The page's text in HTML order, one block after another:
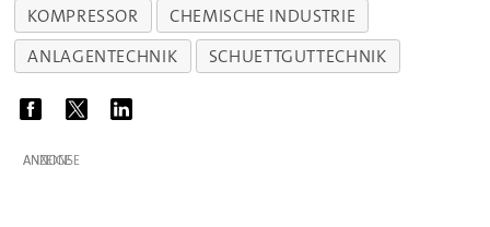
KOMPRESSOR
CHEMISCHE INDUSTRIE
ANLAGENTECHNIK
SCHUETTGUTTECHNIK
ANZEIGE